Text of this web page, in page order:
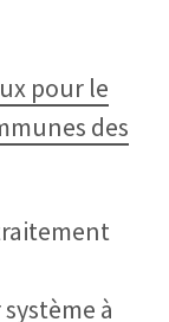
pour le
des
à